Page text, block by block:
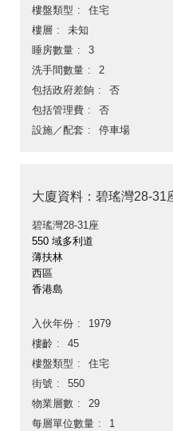
樓盤類型
住宅
樓層
未知
睡房數量
3
洗手間數量
2
包括政府差餉
否
包括管理費
否
設施／配套
停車場
大廈資料：碧瑤灣28-31
碧瑤灣28-31座
550 域多利道
薄扶林
西區
香港島
入伙年份
1979
樓齡
45
樓盤類型
住宅
街號
550
物業層數
29
每層單位數量
1